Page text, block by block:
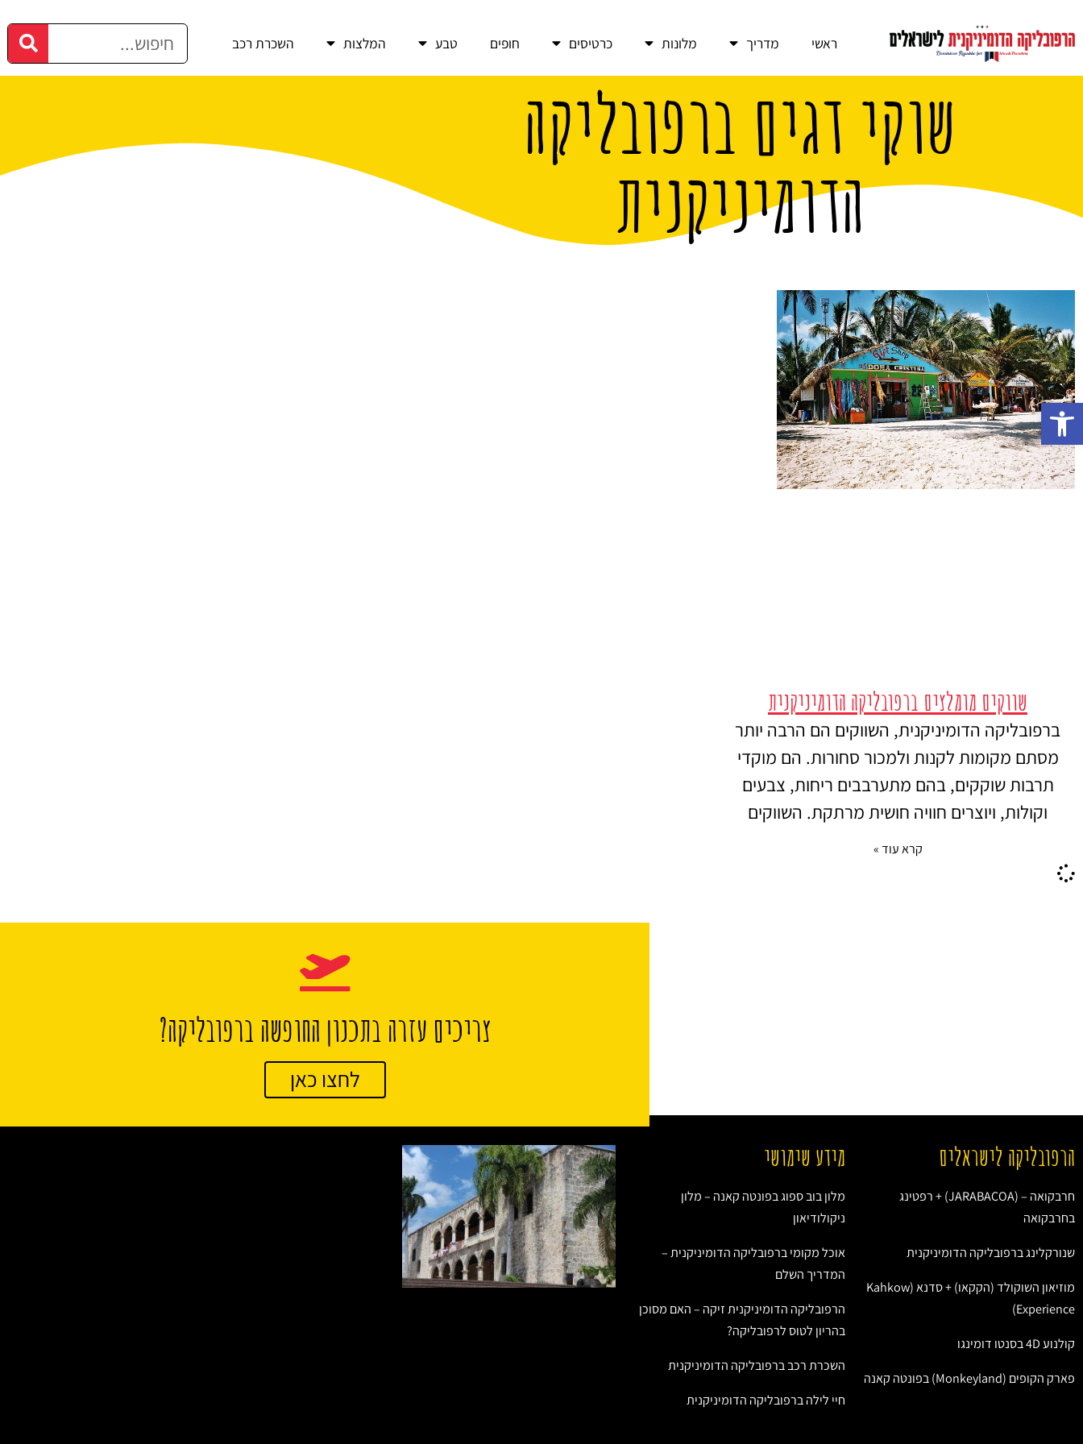
ראשי מדריך מלונות כרטיסים חופים טבע המלצות השכרת רכב
שוקי דגים ברפובליקה
הדומיניקנית
שווקים מומלצים ברפובליקה הדומיניקנית
ברפובליקה הדומיניקנית, השווקים הם הרבה יותר
מסתם מקומות לקנות ולמכור סחורות. הם מוקדי
תרבות שוקקים, בהם מתערבבים ריחות, צבעים
וקולות, ויוצרים חוויה חושית מרתקת. השווקים
קרא עוד »
צריכים עזרה בתכנון החופשה ברפובליקה?
לחצו כאן
הרפובליקה לישראלים
חרבקואה – (JARABACOA) + רפטינג
בחרבקואה
שנורקלינג ברפובליקה הדומיניקנית
מוזיאון השוקולד (הקקאו) + סדנא (Kahkow
Experience)
קולנוע 4D בסנטו דומינגו
פארק הקופים (Monkeyland) בפונטה קאנה
מידע שימושי
מלון בוב ספוג בפונטה קאנה – מלון
ניקולודיאון
אוכל מקומי ברפובליקה הדומיניקנית –
המדריך השלם
הרפובליקה הדומיניקנית זיקה – האם מסוכן
בהריון לטוס לרפובליקה?
השכרת רכב ברפובליקה הדומיניקנית
חיי לילה ברפובליקה הדומיניקנית
פתח סרגל נגישות